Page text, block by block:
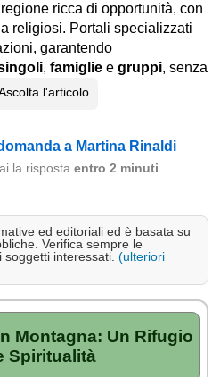
ricca di opportunità, con
religiosi. Portali specializzati
garantendo
, famiglie e gruppi, senza
l'articolo
a Martina Rinaldi
la risposta entro 2 minuti
ed editoriali ed è basata su
Verifica sempre le
interessati. (ulteriori
Montagna: Un Rifugio
Spiritualità